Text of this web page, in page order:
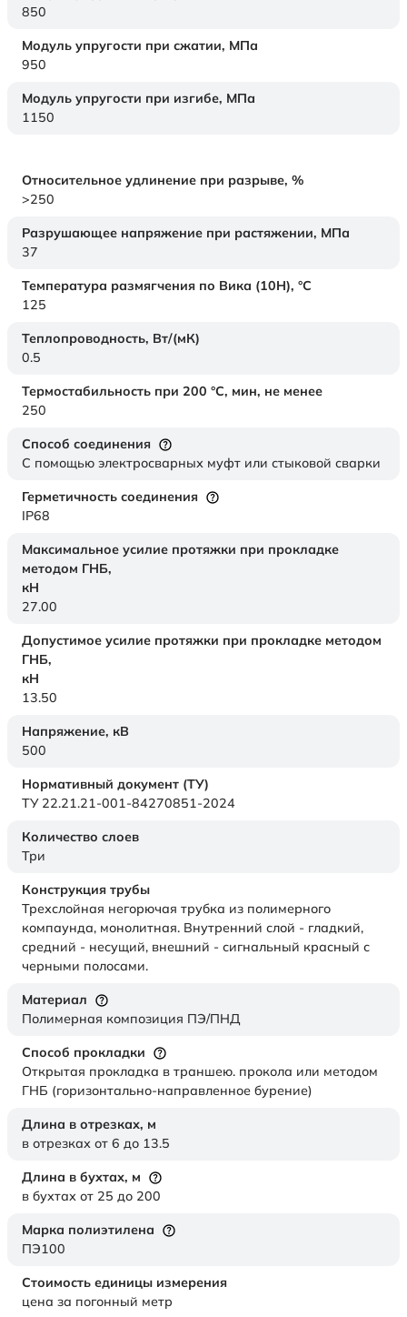
850
Модуль упругости при сжатии, МПа
950
Модуль упругости при изгибе, МПа
1150
Относительное удлинение при разрыве, %
>250
Разрушающее напряжение при растяжении, МПа
37
Температура размягчения по Вика (10Н), °C
125
Теплопроводность, Вт/(мК)
0.5
Термостабильность при 200 °С, мин, не менее
250
Способ соединения
С помощью электросварных муфт или стыковой сварки
Герметичность соединения
IP68
Максимальное усилие протяжки при прокладке
методом ГНБ,
кН
27.00
Допустимое усилие протяжки при прокладке методом
ГНБ,
кН
13.50
Напряжение, кВ
500
Нормативный документ (ТУ)
ТУ 22.21.21-001-84270851-2024
Количество слоев
Три
Конструкция трубы
Трехслойная негорючая трубка из полимерного
компаунда, монолитная. Внутренний слой - гладкий,
средний - несущий, внешний - сигнальный красный с
черными полосами.
Материал
Полимерная композиция ПЭ/ПНД
Способ прокладки
Открытая прокладка в траншею. прокола или методом
ГНБ (горизонтально-направленное бурение)
Длина в отрезках, м
в отрезках от 6 до 13.5
Длина в бухтах, м
в бухтах от 25 до 200
Марка полиэтилена
ПЭ100
Стоимость единицы измерения
цена за погонный метр